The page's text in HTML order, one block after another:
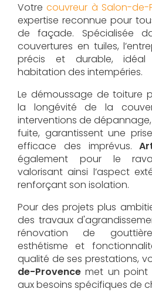
Votrecouvreur à Salon-de-
expertise reconnue pour
de façade. Spécialisée
couvertures en tuiles,
précis et durable,
habitation des intempéries.
Le démoussage de toiture
la longévité de la
interventions de
fuite, garantissent une
efficace des imprévus.
également pour le
valorisant ainsi l’aspect
renforçant son isolation.
Pour des projets plus
des travaux
rénovation de
esthétisme et
qualité de ses prestations,
de-Provence met un point
aux besoins spécifiques de